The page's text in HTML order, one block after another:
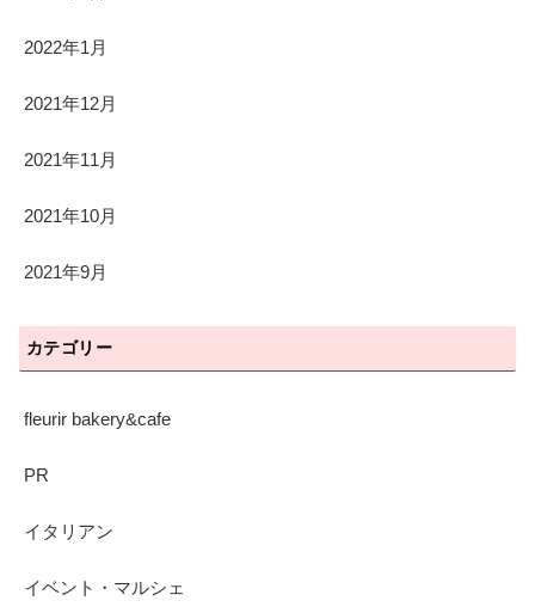
2022年1月
2021年12月
2021年11月
2021年10月
2021年9月
カテゴリー
fleurir bakery&cafe
PR
イタリアン
イベント・マルシェ